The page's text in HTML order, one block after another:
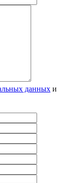
данных и